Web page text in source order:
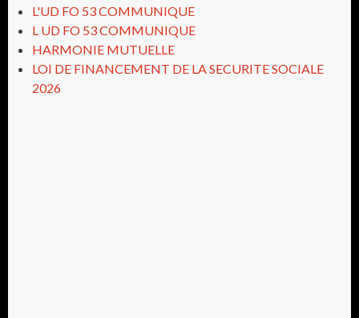
L'UD FO 53 COMMUNIQUE
L UD FO 53 COMMUNIQUE
HARMONIE MUTUELLE
LOI DE FINANCEMENT DE LA SECURITE SOCIALE
2026